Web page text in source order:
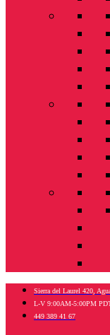
Sierra del Laurel 420,
L-V 9:00AM-5:00PM
449 389 41 67